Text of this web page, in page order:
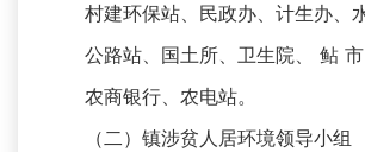
村建环保站、民政办、计生办、
公路站、国土所、卫生院、 鲇 市
农商银行、农电站。
（二）镇涉贫人居环境领导小组